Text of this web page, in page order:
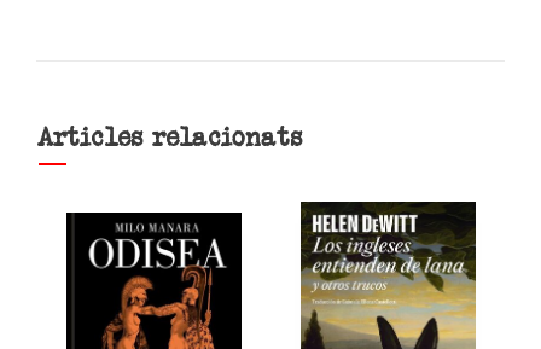
Articles relacionats